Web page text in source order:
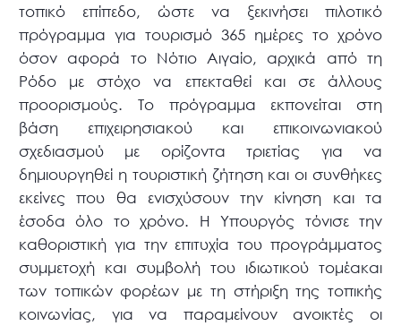
τοπικό επίπεδο, ώστε να ξεκινήσει πιλοτικό
πρόγραμμα για τουρισμό 365 ημέρες το χρόνο
όσον αφορά το Νότιο Αιγαίο, αρχικά από τη
Ρόδο με στόχο να επεκταθεί και σε άλλους
προορισμούς. Το πρόγραμμα εκπονείται στη
βάση επιχειρησιακού και επικοινωνιακού
σχεδιασμού με ορίζοντα τριετίας για να
δημιουργηθεί η τουριστική ζήτηση και οι συνθήκες
εκείνες που θα ενισχύσουν την κίνηση και τα
έσοδα όλο το χρόνο. Η Υπουργός τόνισε την
καθοριστική για την επιτυχία του προγράμματος
συμμετοχή και συμβολή του ιδιωτικού τομέακαι
των τοπικών φορέων με τη στήριξη της τοπικής
κοινωνίας, για να παραμείνουν ανοικτές οι